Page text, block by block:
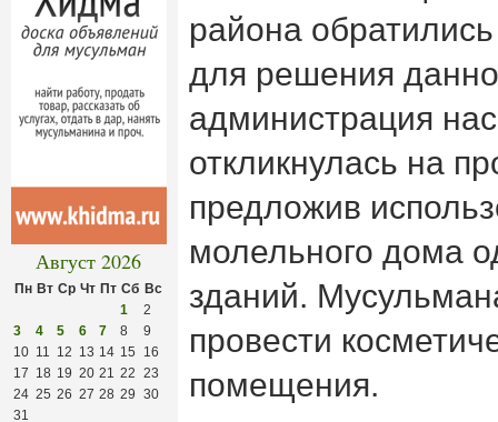
Август 2026
Пн Вт Ср Чт Пт Сб Вс
1
2
3
4 5 6 7 8
9
10 11 12 13 14 15
16
17 18 19 20 21 22 23
24 25 26 27 28 29 30
31
района
для решения
администрация
откликнулась на
предложив
молельного дома
зданий.
провести
помещения.